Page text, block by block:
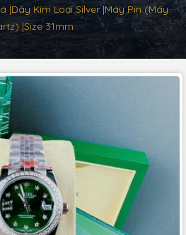
|Dây Kim Loại Silver |Máy Pin (Máy
|Size 31mm